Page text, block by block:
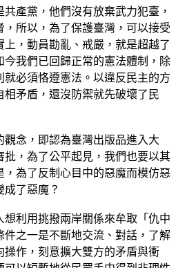
產黨，他們沒有放棄武力犯臺，
，所以，為了保護臺灣，可以接受
，動員勘亂、戒嚴，就是超越了
今我們已回歸正常的憲法體制，除
必須恪遵憲法。以違反民主的方
矛盾，還沒防禦就先破壞了民
念，即認為臺灣出版品進入大
批，為了公平起見，我們也要以其
，為了反制心目中的惡魔而模仿惡
成了惡魔？
利用挑撥兩岸關係來牟取「仇中
之一是不斷地交流、對話，了解
作，刻意擴大雙方的矛盾與衝